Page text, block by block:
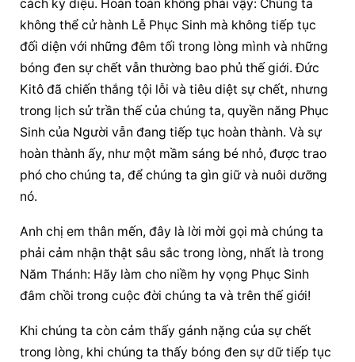
cách kỳ diệu. Hoàn toàn không phải vậy: Chúng ta
không thể cử hành Lễ Phục Sinh mà không tiếp tục
đối diện với những đêm tối trong lòng mình và những
bóng đen sự chết vẫn thường bao phủ thế giới. Đức
Kitô đã chiến thắng tội lỗi và tiêu diệt sự chết, nhưng
trong lịch sử trần thế của chúng ta, quyền năng Phục
Sinh của Người vẫn đang tiếp tục hoàn thành. Và sự
hoàn thành ấy, như một mầm sáng bé nhỏ, được trao
phó cho chúng ta, để chúng ta gìn giữ và nuôi dưỡng
nó.
Anh chị em thân mến, đây là lời mời gọi mà chúng ta
phải cảm nhận thật sâu sắc trong lòng, nhất là trong
Năm Thánh: Hãy làm cho niềm hy vọng Phục Sinh
đâm chồi trong cuộc đời chúng ta và trên thế giới!
Khi chúng ta còn cảm thấy gánh nặng của sự chết
trong lòng, khi chúng ta thấy bóng đen sự dữ tiếp tục